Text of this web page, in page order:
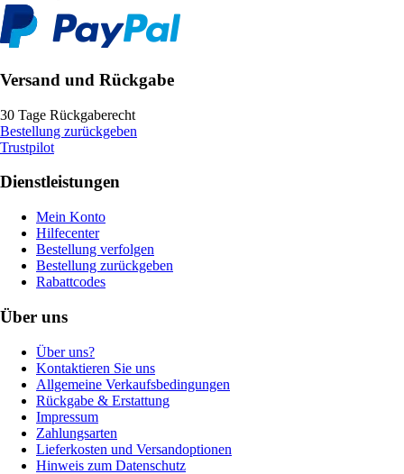
Versand und Rückgabe
30 Tage Rückgaberecht
Bestellung zurückgeben
Trustpilot
Dienstleistungen
Mein Konto
Hilfecenter
Bestellung verfolgen
Bestellung zurückgeben
Rabattcodes
Über uns
Über uns?
Kontaktieren Sie uns
Allgemeine Verkaufsbedingungen
Rückgabe & Erstattung
Impressum
Zahlungsarten
Lieferkosten und Versandoptionen
Hinweis zum Datenschutz